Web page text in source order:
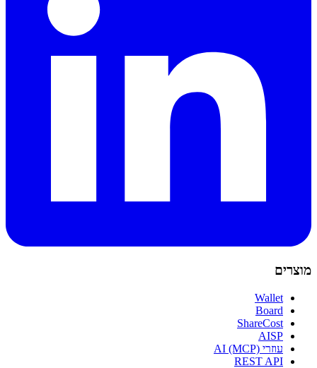
מוצרים
Wallet
Board
ShareCost
AISP
עוזרי AI (MCP)
REST API